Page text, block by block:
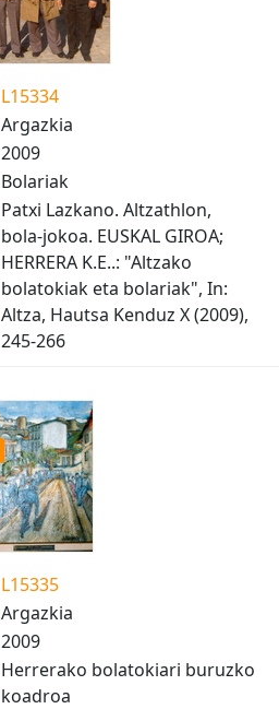
L15334
Argazkia
2009
Bolariak
Patxi Lazkano. Altzathlon,
bola-jokoa. EUSKAL GIROA;
HERRERA K.E..: "Altzako
bolatokiak eta bolariak", In:
Altza, Hautsa Kenduz X (2009),
245-266
L15335
Argazkia
2009
Herrerako bolatokiari buruzko
koadroa